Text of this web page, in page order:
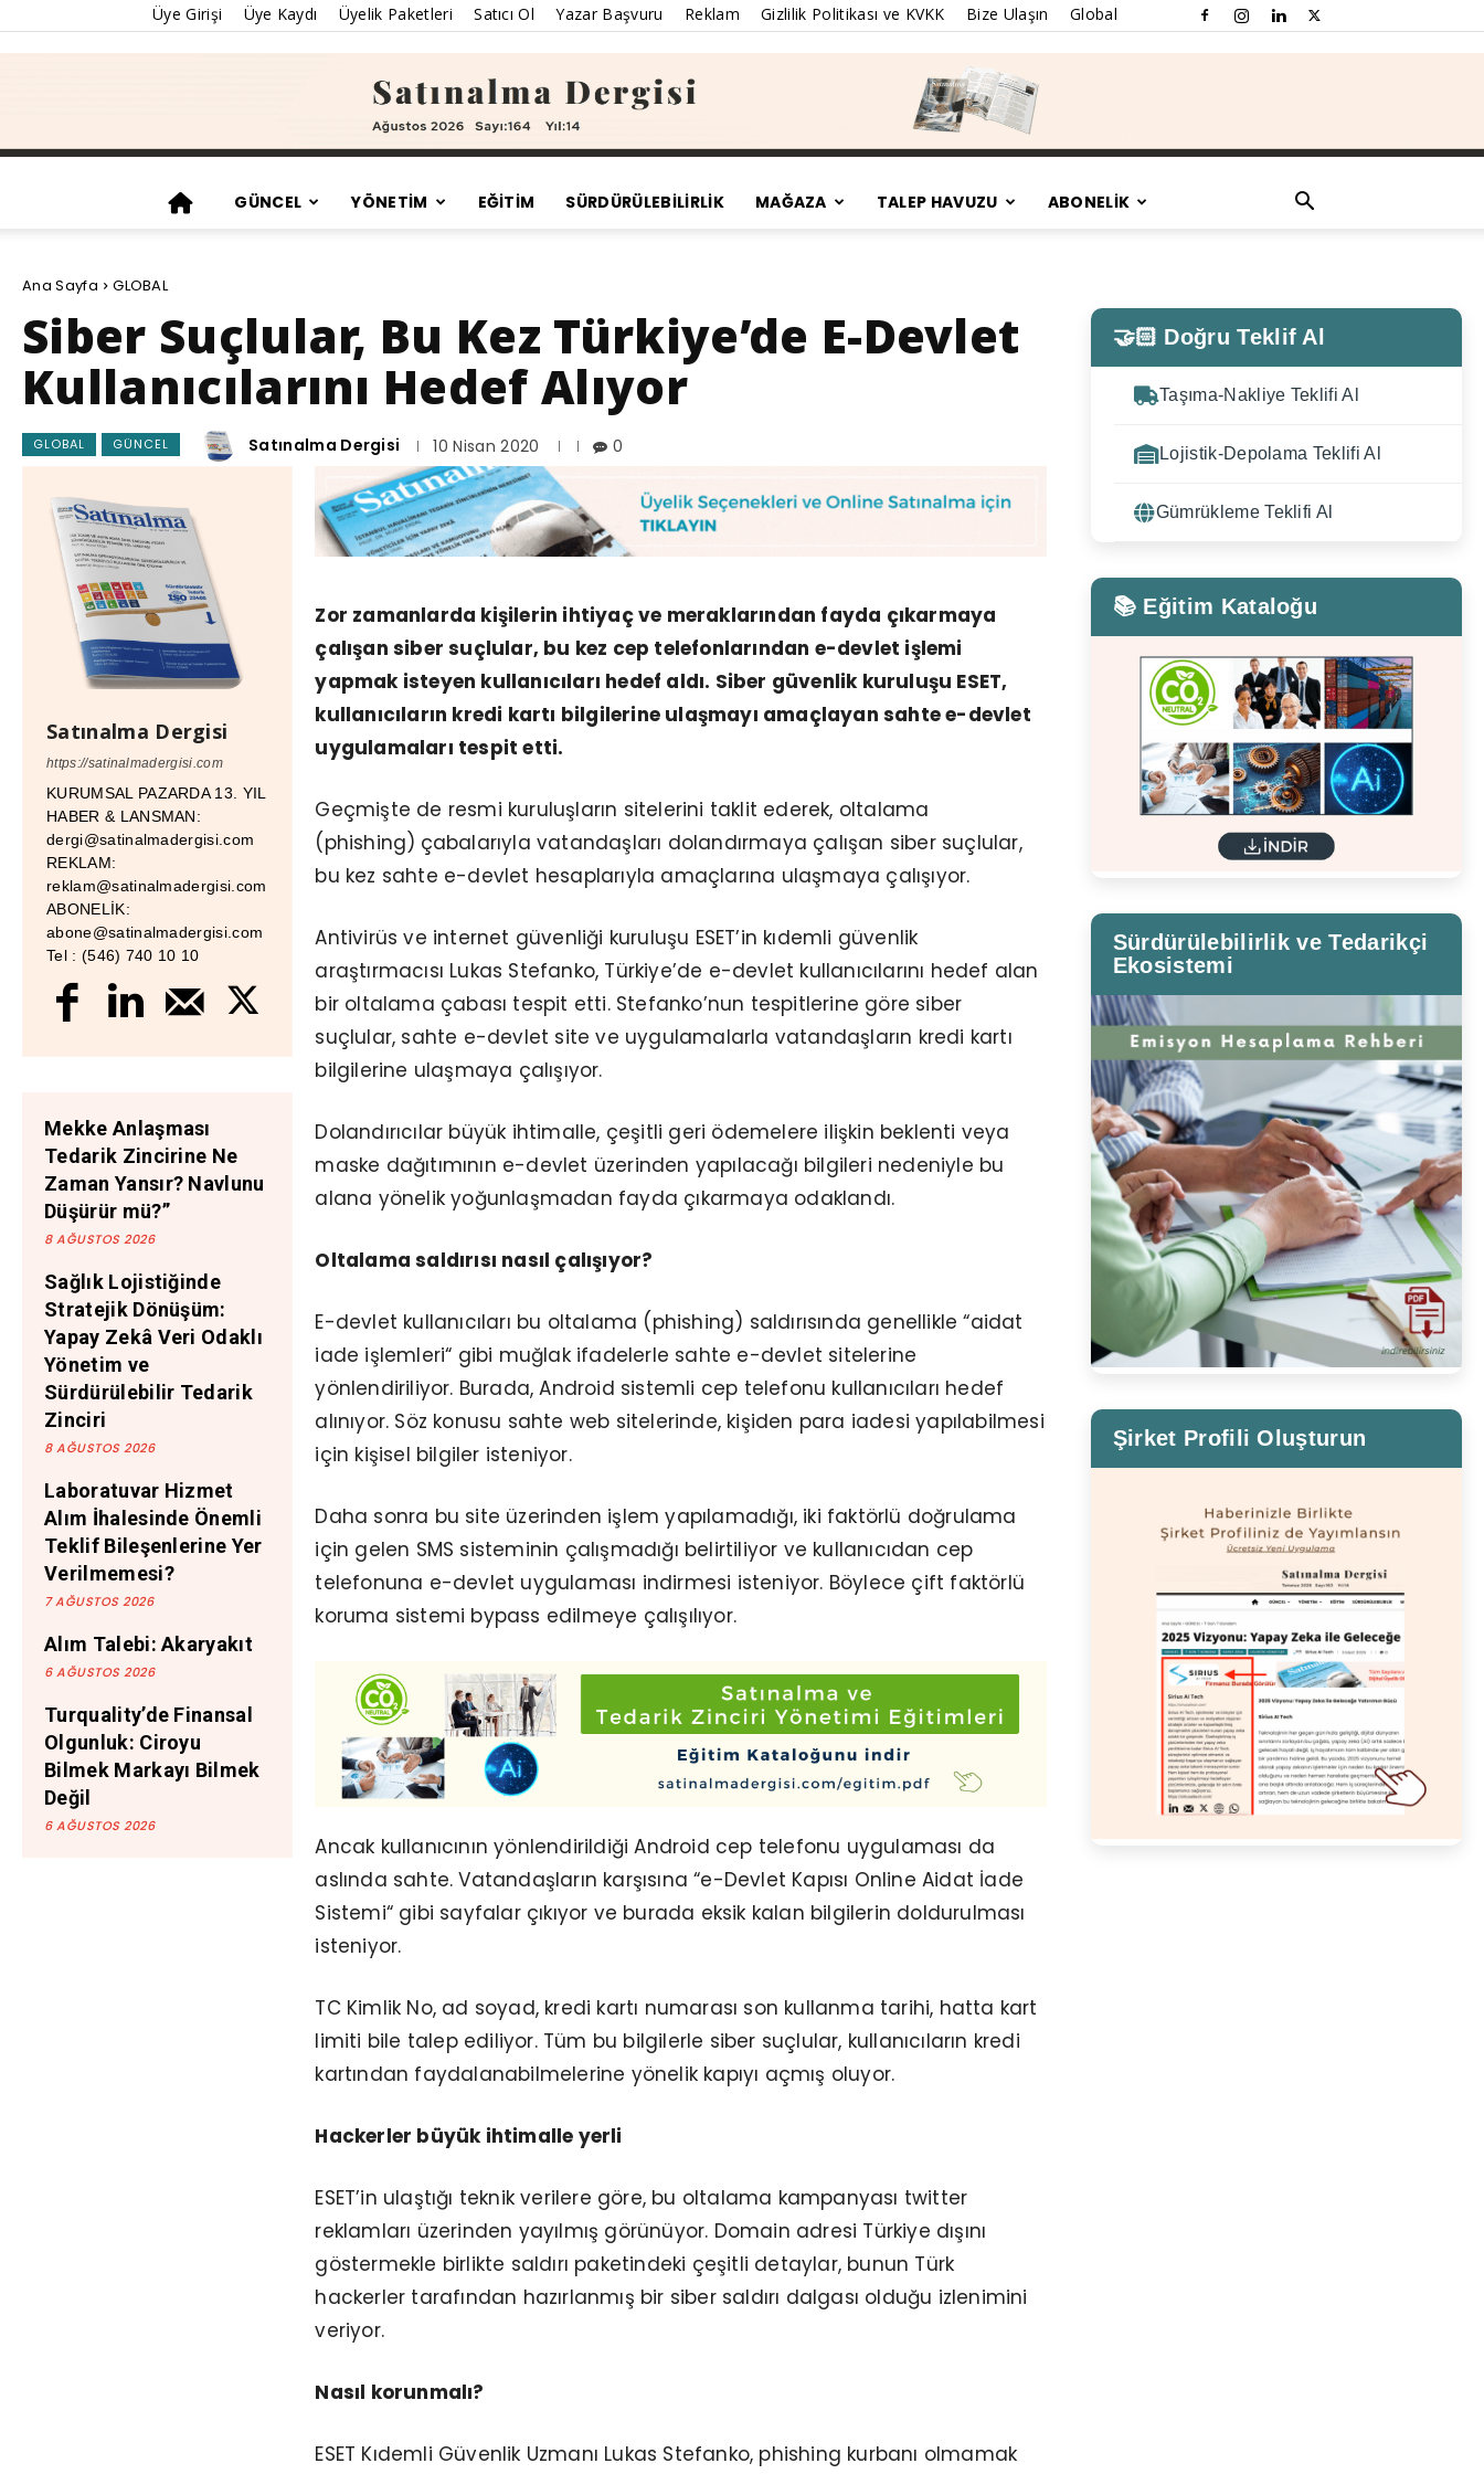
Üye Girişi Üye Kaydı Üyelik Paketleri Satıcı Ol Yazar Başvuru Reklam Gizlilik Politikası ve KVKK Bize Ulaşın Global
GÜNCEL YÖNETİM EĞİTİM SÜRDÜRÜLEBILIRLIK MAĞAZA TALEP HAVUZU ABONELİK
Ana Sayfa GLOBAL
Siber Suçlular, Bu Kez Türkiye’de E-Devlet
Kullanıcılarını Hedef Alıyor
GLOBAL GÜNCEL Satınalma Dergisi 10 Nisan 2020 0
Satınalma Dergisi
https://satinalmadergisi.com
KURUMSAL PAZARDA 13. YIL
HABER & LANSMAN:
dergi@satinalmadergisi.com
REKLAM:
reklam@satinalmadergisi.com
ABONELİK:
abone@satinalmadergisi.com
Tel : (546) 740 10 10
Mekke Anlaşması
Tedarik Zincirine Ne
Zaman Yansır? Navlunu
Düşürür mü?”
8 AĞUSTOS 2026
Sağlık Lojistiğinde
Stratejik Dönüşüm:
Yapay Zekâ Veri Odaklı
Yönetim ve
Sürdürülebilir Tedarik
Zinciri
8 AĞUSTOS 2026
Laboratuvar Hizmet
Alım İhalesinde Önemli
Teklif Bileşenlerine Yer
Verilmemesi?
7 AĞUSTOS 2026
Alım Talebi: Akaryakıt
6 AĞUSTOS 2026
Turquality’de Finansal
Olgunluk: Ciroyu
Bilmek Markayı Bilmek
Değil
6 AĞUSTOS 2026
Zor zamanlarda kişilerin ihtiyaç ve meraklarından fayda çıkarmaya
çalışan siber suçlular, bu kez cep telefonlarından e-devlet işlemi
yapmak isteyen kullanıcıları hedef aldı. Siber güvenlik kuruluşu ESET,
kullanıcıların kredi kartı bilgilerine ulaşmayı amaçlayan sahte e-devlet
uygulamaları tespit etti.
Geçmişte de resmi kuruluşların sitelerini taklit ederek, oltalama
(phishing) çabalarıyla vatandaşları dolandırmaya çalışan siber suçlular,
bu kez sahte e-devlet hesaplarıyla amaçlarına ulaşmaya çalışıyor.
Antivirüs ve internet güvenliği kuruluşu ESET’in kıdemli güvenlik
araştırmacısı Lukas Stefanko, Türkiye’de e-devlet kullanıcılarını hedef alan
bir oltalama çabası tespit etti. Stefanko’nun tespitlerine göre siber
suçlular, sahte e-devlet site ve uygulamalarla vatandaşların kredi kartı
bilgilerine ulaşmaya çalışıyor.
Dolandırıcılar büyük ihtimalle, çeşitli geri ödemelere ilişkin beklenti veya
maske dağıtımının e-devlet üzerinden yapılacağı bilgileri nedeniyle bu
alana yönelik yoğunlaşmadan fayda çıkarmaya odaklandı.
Oltalama saldırısı nasıl çalışıyor?
E-devlet kullanıcıları bu oltalama (phishing) saldırısında genellikle “aidat
iade işlemleri“ gibi muğlak ifadelerle sahte e-devlet sitelerine
yönlendiriliyor. Burada, Android sistemli cep telefonu kullanıcıları hedef
alınıyor. Söz konusu sahte web sitelerinde, kişiden para iadesi yapılabilmesi
için kişisel bilgiler isteniyor.
Daha sonra bu site üzerinden işlem yapılamadığı, iki faktörlü doğrulama
için gelen SMS sisteminin çalışmadığı belirtiliyor ve kullanıcıdan cep
telefonuna e-devlet uygulaması indirmesi isteniyor. Böylece çift faktörlü
koruma sistemi bypass edilmeye çalışılıyor.
Ancak kullanıcının yönlendirildiği Android cep telefonu uygulaması da
aslında sahte. Vatandaşların karşısına “e-Devlet Kapısı Online Aidat İade
Sistemi“ gibi sayfalar çıkıyor ve burada eksik kalan bilgilerin doldurulması
isteniyor.
TC Kimlik No, ad soyad, kredi kartı numarası son kullanma tarihi, hatta kart
limiti bile talep ediliyor. Tüm bu bilgilerle siber suçlular, kullanıcıların kredi
kartından faydalanabilmelerine yönelik kapıyı açmış oluyor.
Hackerler büyük ihtimalle yerli
ESET’in ulaştığı teknik verilere göre, bu oltalama kampanyası twitter
reklamları üzerinden yayılmış görünüyor. Domain adresi Türkiye dışını
göstermekle birlikte saldırı paketindeki çeşitli detaylar, bunun Türk
hackerler tarafından hazırlanmış bir siber saldırı dalgası olduğu izlenimini
veriyor.
Nasıl korunmalı?
ESET Kıdemli Güvenlik Uzmanı Lukas Stefanko, phishing kurbanı olmamak
🤝🏻 Doğru Teklif Al
Taşıma-Nakliye Teklifi Al
Lojistik-Depolama Teklifi Al
Gümrükleme Teklifi Al
📚 Eğitim Kataloğu
Sürdürülebilirlik ve Tedarikçi
Ekosistemi
Şirket Profili Oluşturun